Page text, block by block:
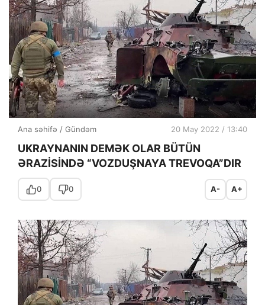
Ana səhifə / Gündəm 20 May 2022 / 13:40
UKRAYNANIN DEMƏK OLAR BÜTÜN
ƏRAZİSİNDƏ “VOZDUŞNAYA TREVOQA”DIR
0 0 A- A+